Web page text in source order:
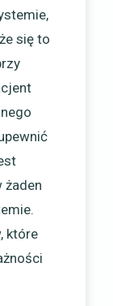
się to
żaden
które